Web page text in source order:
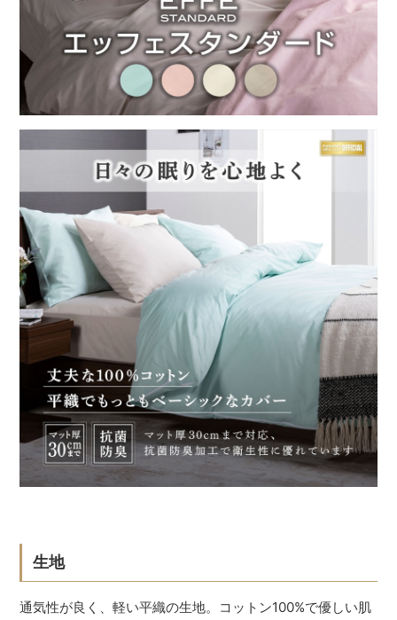
生地
通気性が良く、軽い平織の生地。コットン100%で優しい肌